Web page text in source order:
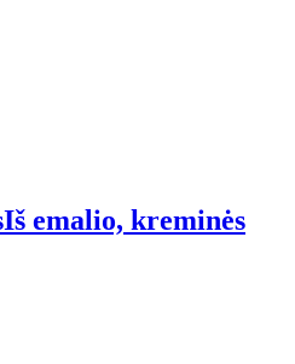
Iš emalio, kreminės